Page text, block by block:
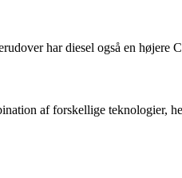
har diesel også en højere
af forskellige teknologier,